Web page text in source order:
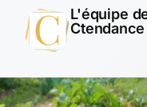
L'équipe
Ctendance